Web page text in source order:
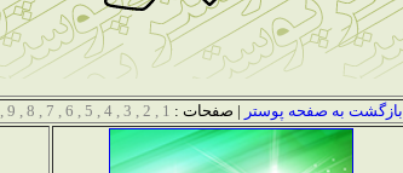
بازگشت به صفحه پوستر | صفحات : 1
,
2
,
3
,
4
,
5
,
6
,
7
,
8
,
9
,